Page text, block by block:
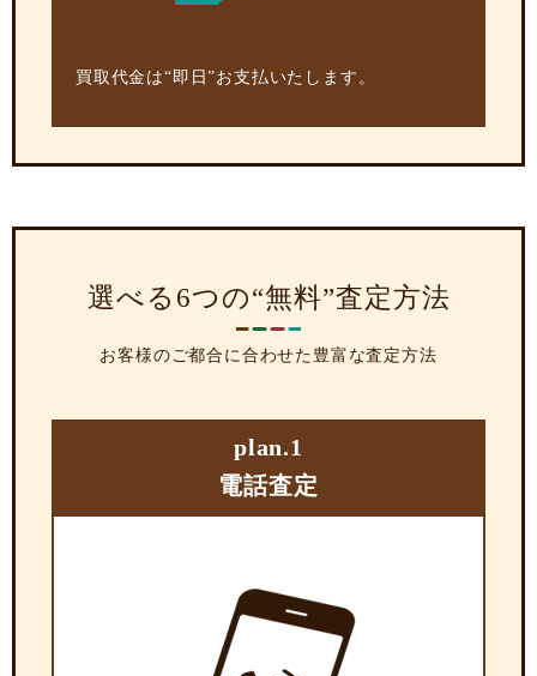
買取代金は“即日”お支払いたします。
選べる6つの“無料”査定方法
お客様のご都合に合わせた豊富な査定方法
plan.1
電話査定